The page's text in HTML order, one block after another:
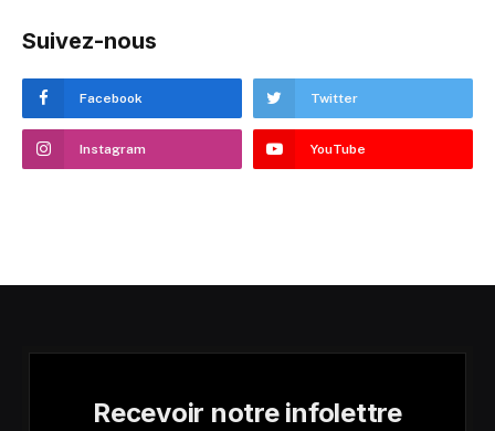
Suivez-nous
Facebook Twitter
Instagram YouTube
Recevoir notre infolettre